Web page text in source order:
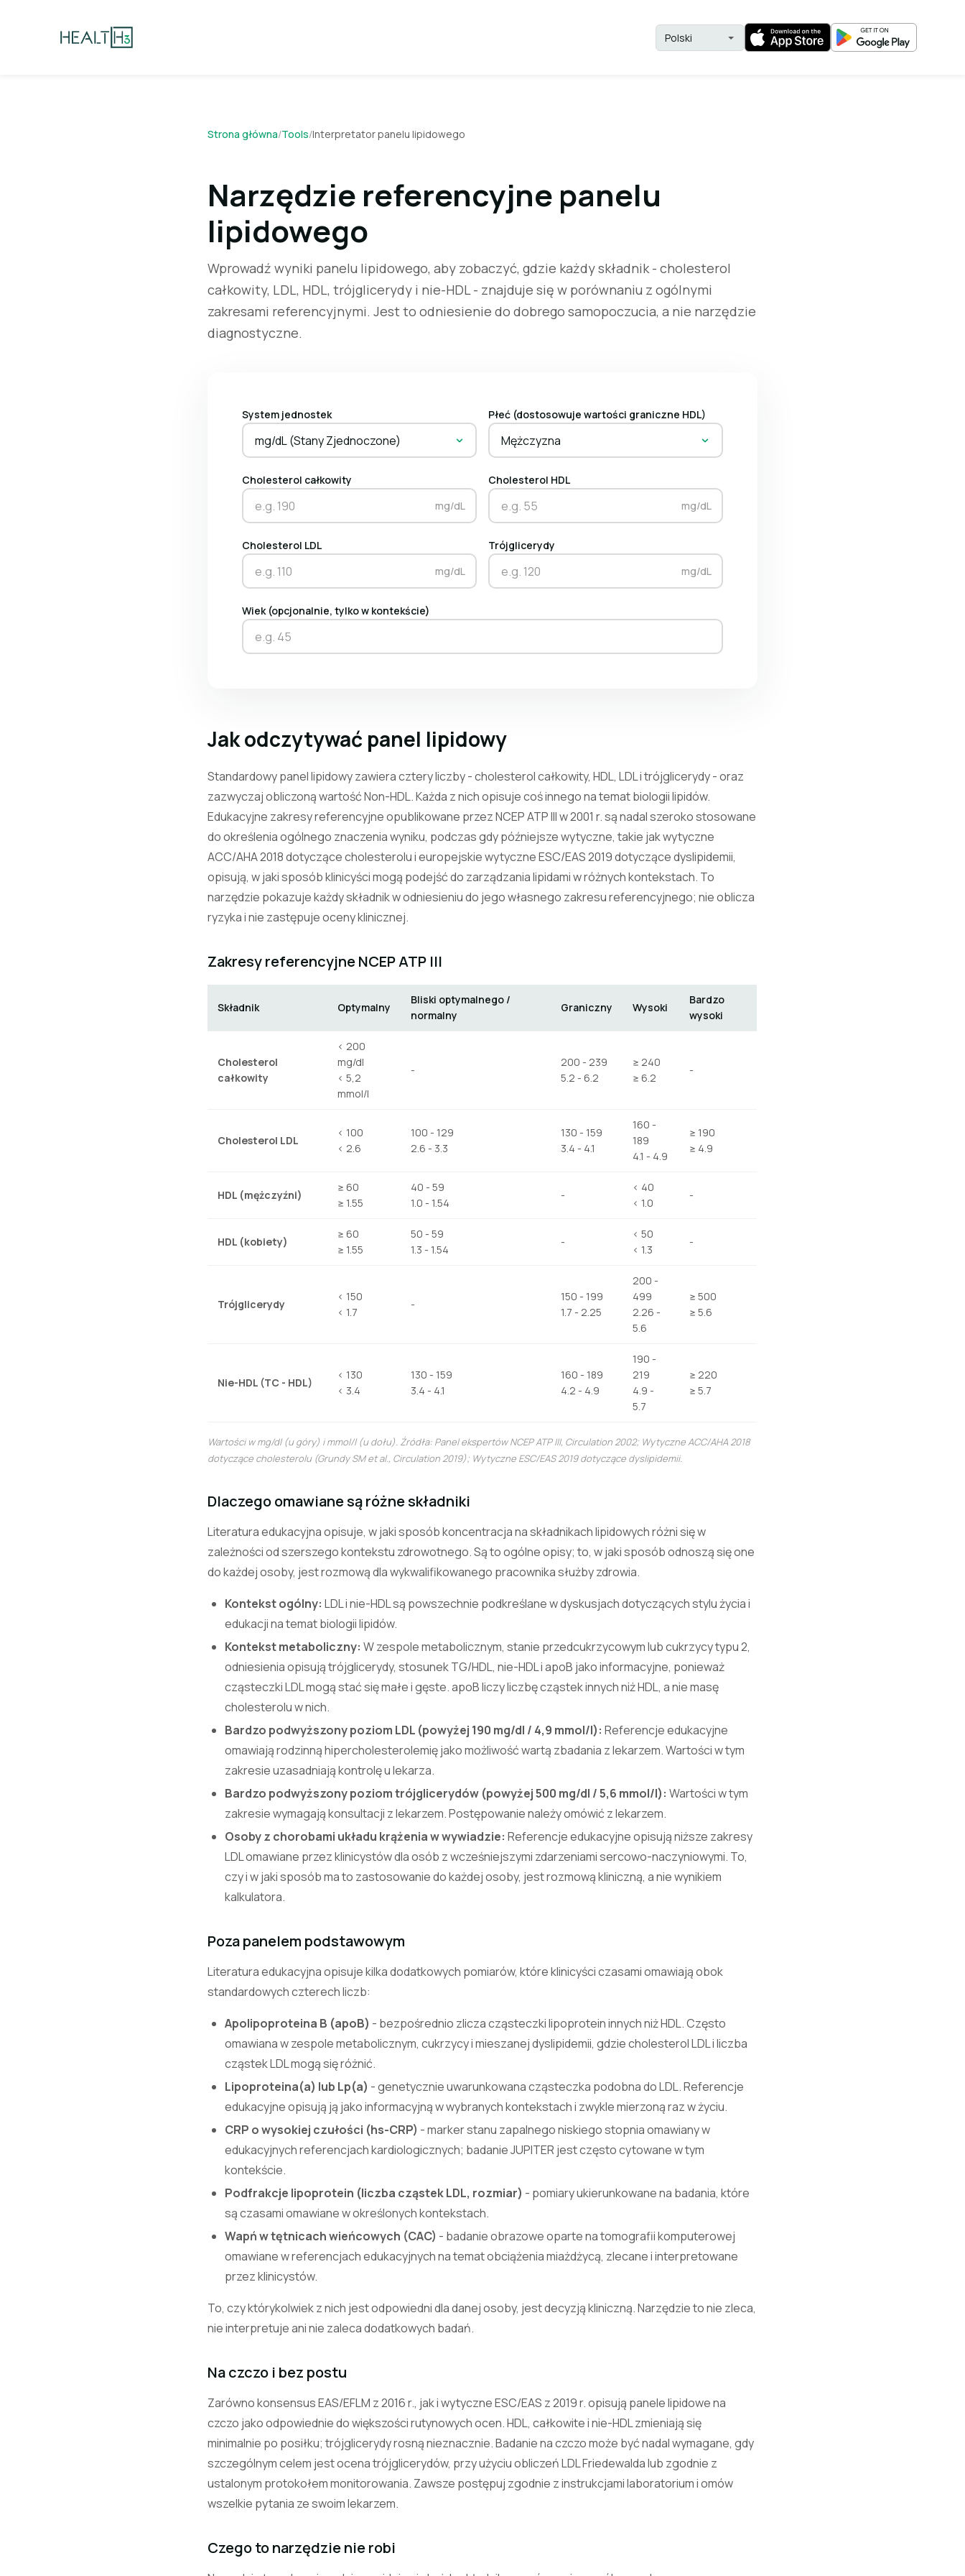
Strona główna/Tools/Interpretator panelu lipidowego
Narzędzie referencyjne panelu
lipidowego
Wprowadź wyniki panelu lipidowego, aby zobaczyć, gdzie każdy składnik - cholesterol
całkowity, LDL, HDL, trójglicerydy i nie-HDL - znajduje się w porównaniu z ogólnymi
zakresami referencyjnymi. Jest to odniesienie do dobrego samopoczucia, a nie narzędzie
diagnostyczne.
System jednostek
mg/dL (Stany Zjednoczone)
Płeć (dostosowuje wartości graniczne HDL)
Mężczyzna
Cholesterol całkowity
mg/dL
Cholesterol HDL
mg/dL
Cholesterol LDL
mg/dL
Trójglicerydy
mg/dL
Wiek (opcjonalnie, tylko w kontekście)
Jak odczytywać panel lipidowy
Standardowy panel lipidowy zawiera cztery liczby - cholesterol całkowity, HDL, LDL i trójglicerydy - oraz
zazwyczaj obliczoną wartość Non-HDL. Każda z nich opisuje coś innego na temat biologii lipidów.
Edukacyjne zakresy referencyjne opublikowane przez NCEP ATP III w 2001 r. są nadal szeroko stosowane
do określenia ogólnego znaczenia wyniku, podczas gdy późniejsze wytyczne, takie jak wytyczne
ACC/AHA 2018 dotyczące cholesterolu i europejskie wytyczne ESC/EAS 2019 dotyczące dyslipidemii,
opisują, w jaki sposób klinicyści mogą podejść do zarządzania lipidami w różnych kontekstach. To
narzędzie pokazuje każdy składnik w odniesieniu do jego własnego zakresu referencyjnego; nie oblicza
ryzyka i nie zastępuje oceny klinicznej.
Zakresy referencyjne NCEP ATP III
Składnik Optymalny
Bliski optymalnego /
normalny
Graniczny Wysoki
Bardzo
wysoki
Cholesterol
całkowity
< 200
mg/dl
< 5,2
mmol/l
-
200 - 239
5.2 - 6.2
≥ 240
≥ 6.2
-
Cholesterol LDL
< 100
< 2.6
100 - 129
2.6 - 3.3
130 - 159
3.4 - 4.1
160 -
189
4.1 - 4.9
≥ 190
≥ 4.9
HDL (mężczyźni)
≥ 60
≥ 1.55
40 - 59
1.0 - 1.54
-
< 40
< 1.0
-
HDL (kobiety)
≥ 60
≥ 1.55
50 - 59
1.3 - 1.54
-
< 50
< 1.3
-
Trójglicerydy
< 150
< 1.7
-
150 - 199
1.7 - 2.25
200 -
499
2.26 -
5.6
≥ 500
≥ 5.6
Nie-HDL (TC - HDL)
< 130
< 3.4
130 - 159
3.4 - 4.1
160 - 189
4.2 - 4.9
190 -
219
4.9 -
5.7
≥ 220
≥ 5.7
Wartości w mg/dl (u góry) i mmol/l (u dołu). Źródła: Panel ekspertów NCEP ATP III, Circulation 2002; Wytyczne ACC/AHA 2018
dotyczące cholesterolu (Grundy SM et al., Circulation 2019); Wytyczne ESC/EAS 2019 dotyczące dyslipidemii.
Dlaczego omawiane są różne składniki
Literatura edukacyjna opisuje, w jaki sposób koncentracja na składnikach lipidowych różni się w
zależności od szerszego kontekstu zdrowotnego. Są to ogólne opisy; to, w jaki sposób odnoszą się one
do każdej osoby, jest rozmową dla wykwalifikowanego pracownika służby zdrowia.
Kontekst ogólny: LDL i nie-HDL są powszechnie podkreślane w dyskusjach dotyczących stylu życia i
edukacji na temat biologii lipidów.
Kontekst metaboliczny: W zespole metabolicznym, stanie przedcukrzycowym lub cukrzycy typu 2,
odniesienia opisują trójglicerydy, stosunek TG/HDL, nie-HDL i apoB jako informacyjne, ponieważ
cząsteczki LDL mogą stać się małe i gęste. apoB liczy liczbę cząstek innych niż HDL, a nie masę
cholesterolu w nich.
Bardzo podwyższony poziom LDL (powyżej 190 mg/dl / 4,9 mmol/l): Referencje edukacyjne
omawiają rodzinną hipercholesterolemię jako możliwość wartą zbadania z lekarzem. Wartości w tym
zakresie uzasadniają kontrolę u lekarza.
Bardzo podwyższony poziom trójglicerydów (powyżej 500 mg/dl / 5,6 mmol/l): Wartości w tym
zakresie wymagają konsultacji z lekarzem. Postępowanie należy omówić z lekarzem.
Osoby z chorobami układu krążenia w wywiadzie: Referencje edukacyjne opisują niższe zakresy
LDL omawiane przez klinicystów dla osób z wcześniejszymi zdarzeniami sercowo-naczyniowymi. To,
czy i w jaki sposób ma to zastosowanie do każdej osoby, jest rozmową kliniczną, a nie wynikiem
kalkulatora.
Poza panelem podstawowym
Literatura edukacyjna opisuje kilka dodatkowych pomiarów, które klinicyści czasami omawiają obok
standardowych czterech liczb:
Apolipoproteina B (apoB) - bezpośrednio zlicza cząsteczki lipoprotein innych niż HDL. Często
omawiana w zespole metabolicznym, cukrzycy i mieszanej dyslipidemii, gdzie cholesterol LDL i liczba
cząstek LDL mogą się różnić.
Lipoproteina(a) lub Lp(a) - genetycznie uwarunkowana cząsteczka podobna do LDL. Referencje
edukacyjne opisują ją jako informacyjną w wybranych kontekstach i zwykle mierzoną raz w życiu.
CRP o wysokiej czułości (hs-CRP) - marker stanu zapalnego niskiego stopnia omawiany w
edukacyjnych referencjach kardiologicznych; badanie JUPITER jest często cytowane w tym
kontekście.
Podfrakcje lipoprotein (liczba cząstek LDL, rozmiar) - pomiary ukierunkowane na badania, które
są czasami omawiane w określonych kontekstach.
Wapń w tętnicach wieńcowych (CAC) - badanie obrazowe oparte na tomografii komputerowej
omawiane w referencjach edukacyjnych na temat obciążenia miażdżycą, zlecane i interpretowane
przez klinicystów.
To, czy którykolwiek z nich jest odpowiedni dla danej osoby, jest decyzją kliniczną. Narzędzie to nie zleca,
nie interpretuje ani nie zaleca dodatkowych badań.
Na czczo i bez postu
Zarówno konsensus EAS/EFLM z 2016 r., jak i wytyczne ESC/EAS z 2019 r. opisują panele lipidowe na
czczo jako odpowiednie do większości rutynowych ocen. HDL, całkowite i nie-HDL zmieniają się
minimalnie po posiłku; trójglicerydy rosną nieznacznie. Badanie na czczo może być nadal wymagane, gdy
szczególnym celem jest ocena trójglicerydów, przy użyciu obliczeń LDL Friedewalda lub zgodnie z
ustalonym protokołem monitorowania. Zawsze postępuj zgodnie z instrukcjami laboratorium i omów
wszelkie pytania ze swoim lekarzem.
Czego to narzędzie nie robi